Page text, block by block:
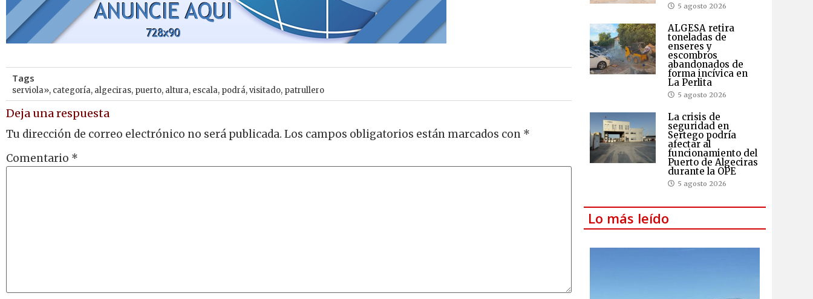
Tags
serviola», categoría, algeciras, puerto, altura, escala, podrá,visitado, patrullero
Deja una respuesta
Tu dirección de correo electrónico no será publicada. Los campos obligatorios están marcados con *
Comentario *
5 agosto 2026
ALGESA retira
toneladas de
enseres y
escombros
abandonados de
forma incívica en
La Perlita
5 agosto 2026
La crisis de
seguridad en
Sertego podría
afectar al
funcionamiento del
Puerto de Algeciras
durante la OPE
5 agosto 2026
Lo más leído